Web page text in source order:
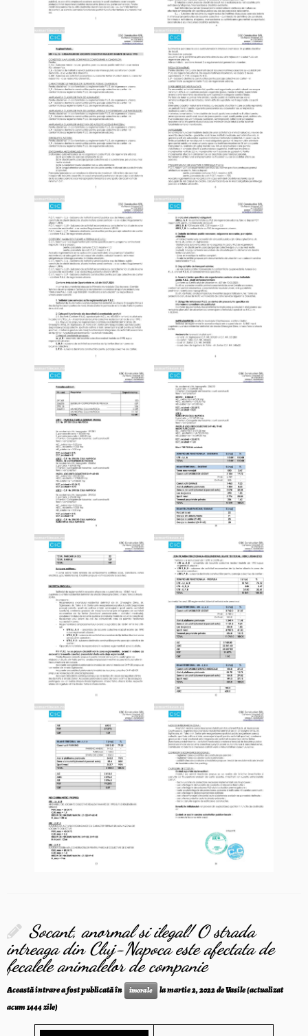
Socant, anormal si ilegal! O strada
intreaga din Cluj-Napoca este afectata de
fecalele animalelor de companie
Această intrare a fost publicată în imorale lamartie 2, 2022deVasile(actualizat
acum 1444 zile)